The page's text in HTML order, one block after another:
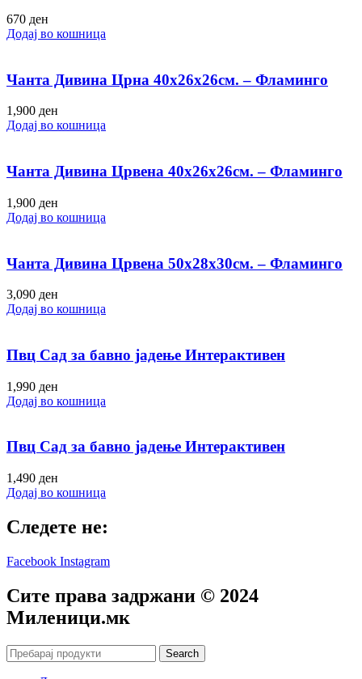
670 ден
Додај во кошница
Чанта Дивина Црна 40х26х26см. – Фламинго
1,900 ден
Додај во кошница
Чанта Дивина Црвена 40х26х26см. – Фламинго
1,900 ден
Додај во кошница
Чанта Дивина Црвена 50х28х30см. – Фламинго
3,090 ден
Додај во кошница
Пвц Сад за бавно јадење Интерактивен
1,990 ден
Додај во кошница
Пвц Сад за бавно јадење Интерактивен
1,490 ден
Додај во кошница
Следете не:
Facebook Instagram
Сите права задржани © 2024
Mиленици.мк
Search